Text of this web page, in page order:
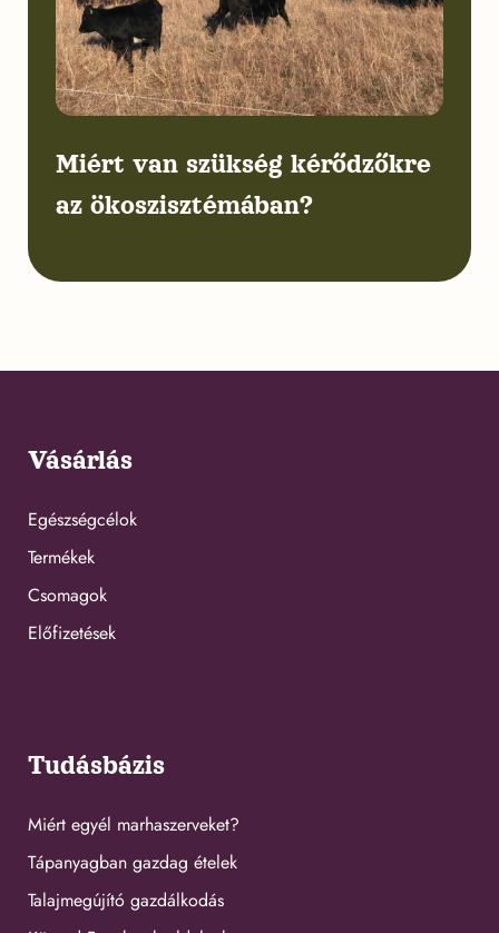
Miért van szükség kérődzőkre
az ökoszisztémában?
Vásárlás
Egészségcélok
Termékek
Csomagok
Előfizetések
Tudásbázis
Miért egyél marhaszerveket?
Tápanyagban gazdag ételek
Talajmegújító gazdálkodás